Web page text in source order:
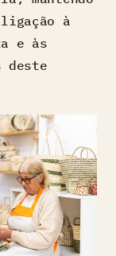
à
e às
deste